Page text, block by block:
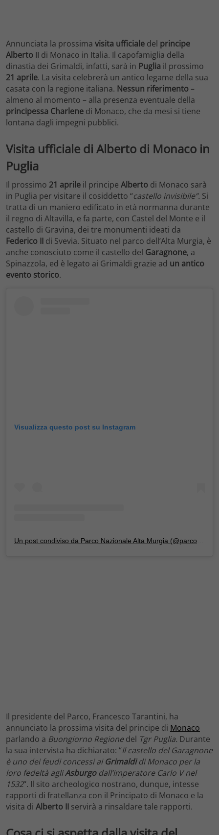
Annunciata la prossima visita ufficiale del principe
Alberto II di Monaco in Italia. Il capofamiglia della
dinastia dei Grimaldi, infatti, sarà in Puglia il prossimo
21 aprile. La visita celebrerà un antico legame della sua
casata con la regione italiana. Nessun riferimento–
almeno al momento – alla presenza eventuale della
principessa Charlene di Monaco, che da mesi si tiene
lontana dagli impegni pubblici.
Visita ufficiale di Alberto di Monaco in
Puglia
Il prossimo 21 aprile il principe Alberto di Monaco sarà
in Puglia per visitare il cosiddetto “castello invisibile”. Si
tratta di un maniero edificato in età normanna durante
il regno di Altavilla, e fa parte, con Castel del Monte e il
castello di Gravina, dei tre monumenti ideati da
Federico II di Svevia. Situato nel parco dell’Alta Murgia, è
anche conosciuto come il castello del Garagnone, a
Spinazzola, ed è legato ai Grimaldi grazie ad un antico
evento storico.
Visualizza questo post su Instagram
Il presidente del Parco, Francesco Tarantini, ha
annunciato la prossima visita del principe di Monaco
parlando a Buongiorno Regionedel Tgr Puglia. Durante
la sua intervista ha dichiarato: “Il castello del Garagnone
è uno dei feudi concessi aiGrimaldidi Monaco per la
loro fedeltà agliAsburgodall’imperatore Carlo V nel
1532“. Il sito archeologico nostrano, dunque, intesse
rapporti di fratellanza con il Principato di Monaco e la
visita di Alberto II servirà a rinsaldare tale rapporti.